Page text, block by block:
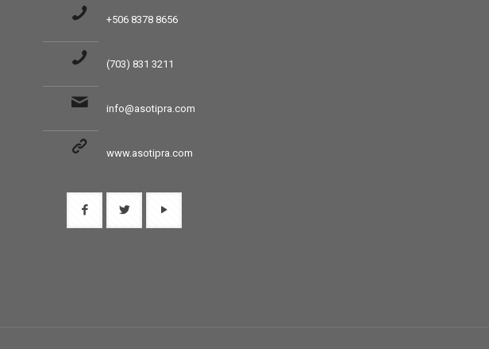
+506 8378 8656
(703) 831 3211
info@asotipra.com
www.asotipra.com